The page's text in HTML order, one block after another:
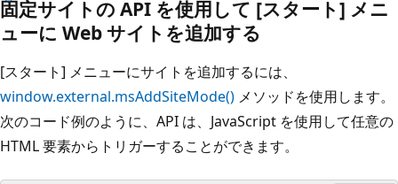
固定サイトの API を使用して [スタート] メニ
ューに Web サイトを追加する
[スタート] メニューにサイトを追加するには、
window.external.msAddSiteMode() メソッドを使用します。
次のコード例のように、API は、JavaScript を使用して任意の
HTML 要素からトリガーすることができます。